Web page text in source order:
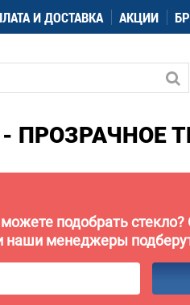
И ДОСТАВКА АКЦИИ
ПРОЗРАЧНОЕ
подобрать стекло?
наши менеджеры